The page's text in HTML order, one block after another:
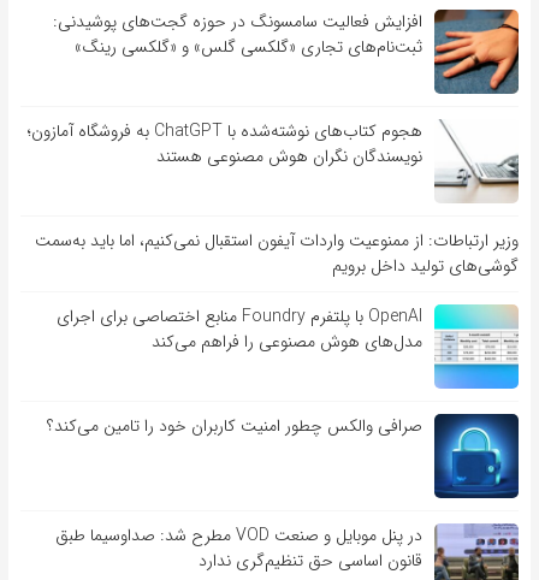
افزایش فعالیت سامسونگ در حوزه گجت‌های پوشیدنی:
ثبت‌نام‌های تجاری «گلکسی گلس» و «گلکسی رینگ»
هجوم کتاب‌های نوشته‌شده با ChatGPT به فروشگاه آمازون؛
نویسندگان نگران هوش مصنوعی هستند
وزیر ارتباطات: از ممنوعیت واردات آیفون استقبال نمی‌کنیم، اما باید به‌سمت
گوشی‌های تولید داخل برویم
OpenAI با پلتفرم Foundry منابع اختصاصی برای اجرای
مدل‌های هوش مصنوعی را فراهم می‌کند
صرافی والکس چطور امنیت کاربران خود را تامین می‌کند؟
در پنل موبایل و صنعت VOD مطرح شد: صداوسیما طبق
قانون اساسی حق تنظیم‌گری ندارد